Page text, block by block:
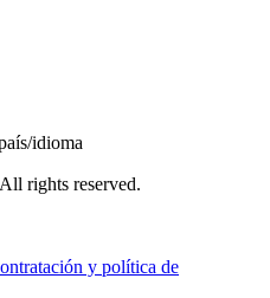
idioma
rights reserved.
y política de